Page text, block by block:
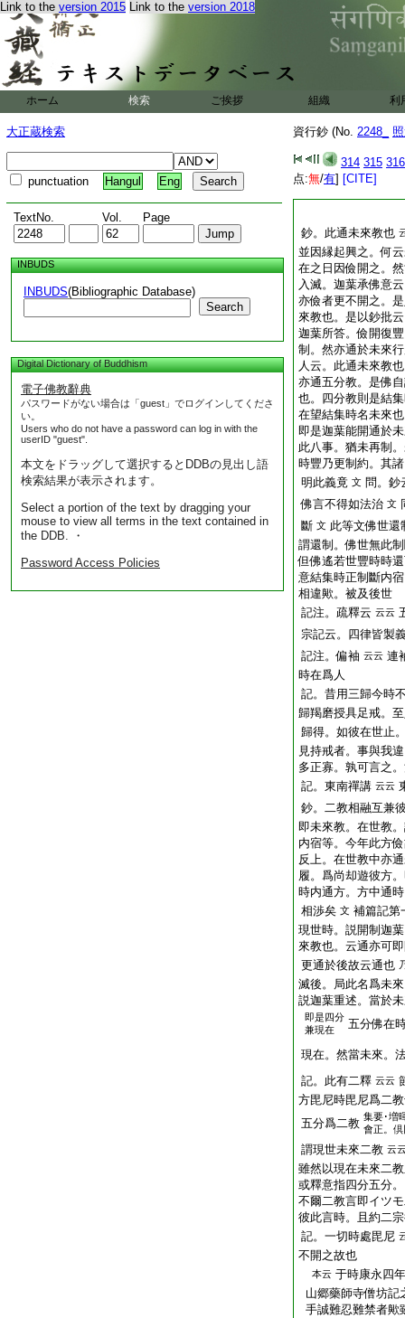
Link to the version 2015 Link to the version 2018
ホーム 検索 ご挨拶 組織 利
大正蔵検索
punctuation Hangul Eng
TextNo. Vol. Page
INBUDS
INBUDS(Bibliographic Database)
Search
Digital Dictionary of Buddhism
電子佛教辭典
パスワードがない場合は「guest」でログインしてくださ
い。
Users who do not have a password can log in with the
userID "guest".
本文をドラッグして選択するとDDBの見出し語
検索結果が表示されます。
Select a portion of the text by dragging your
mouse to view all terms in the text contained in
the DDB. ・
Password Access Policies
資行鈔 (No. 2248_
314 315 316
点:無/有] [CITE]
鈔。此通未來教也
並因縁起興之。何
在之日因儉開之。
入滅。迦葉承佛意
亦儉者更不開之。
來教也。是以鈔批
迦葉所答。儉開復
制。然亦通於未來
人云。此通未來教
亦通五分教。是佛
也。四分教則是結
在望結集時名未來
即是迦葉能開通於
此八事。猶未再制
時豐乃更制約。其
明此義竟 文 問。鈔
佛言不得如法治 文
斷 文 此等文佛世還
謂還制。佛世無此
但佛遙若世豐時時
意結集時正制斷内
相違歟。被及後世
記注。疏釋云 云云
宗記云。四律皆製
記注。偏袖 云云 連
時在爲人
記。昔用三歸今時
歸羯磨授具足戒。
歸得。如彼在世止
見持戒者。事與我
多正寡。孰可言之
記。東南禪講 云云
鈔。二教相融互兼
即未來教。在世教
内宿等。今年此方
反上。在世教中亦
履。爲尚却遊彼方
時内通方。方中通
相渉矣 文 補篇記第
現世時。説開制迦
來教也。云通亦可
更通於後故云通也
滅後。局此名爲未
説迦葉重述。當於
即是四分
兼現在
五分佛在
現在。然當未來。
記。此有二釋 云云
方毘尼時毘尼爲二
五分爲二教 集要･増
會正。
謂現世未來二教 云
雖然以現在未來二
或釋意指四分五分
不爾二教言即イツ
彼此言時。且約二
記。一切時處毘尼
不開之故也
本云 于時康永四
山郷藥師寺僧坊記
手誠難忍難禁者歟